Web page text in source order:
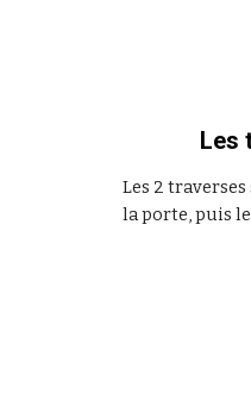
Les
Les 2
la porte, puis